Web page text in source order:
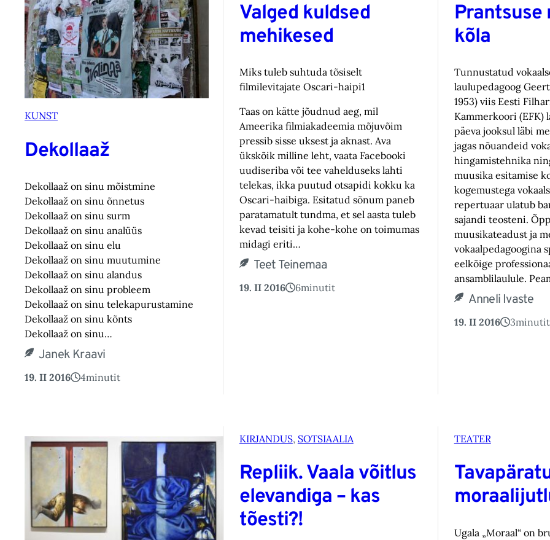
KUNST
Dekollaaž
Dekollaaž on sinu mõistmine
Dekollaaž on sinu õnnetus
Dekollaaž on sinu surm
Dekollaaž on sinu analüüs
Dekollaaž on sinu elu
Dekollaaž on sinu muutumine
Dekollaaž on sinu alandus
Dekollaaž on sinu probleem
Dekollaaž on sinu telekapurustamine
Dekollaaž on sinu kõnts
Dekollaaž on sinu…
Janek Kraavi
19. II 2016 4minutit
Valged kuldsed
mehikesed
Miks tuleb suhtuda tõsiselt
filmilevitajate Oscari-haipi1
Taas on kätte jõudnud aeg, mil
Ameerika filmiakadeemia mõjuvõim
pressib sisse uksest ja aknast. Ava
ükskõik milline leht, vaata Facebooki
uudiseriba või tee vahelduseks lahti
telekas, ikka puutud otsapidi kokku ka
Oscari-haibiga. Esitatud sõnum paneb
paratamatult tundma, et sel aasta tuleb
kevad teisiti ja kohe-kohe on toimumas
midagi eriti…
Teet Teinemaa
19. II 2016 6minutit
Prantsuse
kõla
Tunnustatud
laulupedagoog
1953) viis Eesti
Kammerkoori (EFK)
päeva jooksul läbi
jagas nõuandeid
hingamistehnika
muusika esitamise
kogemustega
repertuaar ulatub
sajandi teosteni.
muusikateadust ja
vokaalpedagoogina
eelkõige
ansamblilaulule.
Anneli Ivaste
19. II 2016 3minutit
KIRJANDUS, SOTSIAALIA
Repliik. Vaala võitlus
elevandiga – kas
tõesti?!
TEATER
Ugala „Moraal“ on